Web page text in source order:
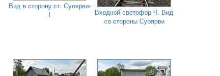
Вид в сторону ст. Суоярви-
I
Входной светофор Ч. Вид
со стороны Суоярви